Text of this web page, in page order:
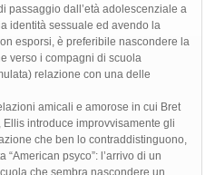
passaggio dall’età adolescenziale a
identità sessuale ed avendo la
esporsi, è preferibile nascondere la
verso i compagni di scuola
relazione con una delle
amicali e amorose in cui Bret
introduce improvvisamente gli
che ben lo contraddistinguono,
psyco”: l’arrivo di un
che sembra nascondere un